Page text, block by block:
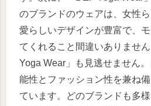
のブランドのウェアは、女性
愛らしいデザインが豊富で、
てくれること間違いありませ
Yoga Wear」も見逃せません
能性とファッション性を兼ね
ています。どのブランドも多